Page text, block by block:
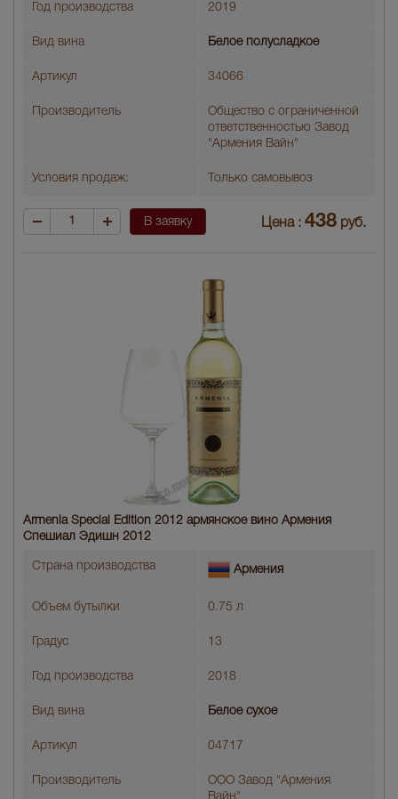
Год производства 2019
Вид вина Белое полусладкое
Артикул 34066
Производитель
Общество с ограниченной
ответственностью Завод
"Армения Вайн"
Условия продаж: Только самовывоз
В заявку Цена : 438 руб.
Armenia Special Edition 2012 армянское вино Армения
Спешиал Эдишн 2012
Страна производства Армения
Объем бутылки 0.75 л
Градус 13
Год производства 2018
Вид вина Белое сухое
Артикул 04717
Производитель
ООО Завод "Армения
Вайн"